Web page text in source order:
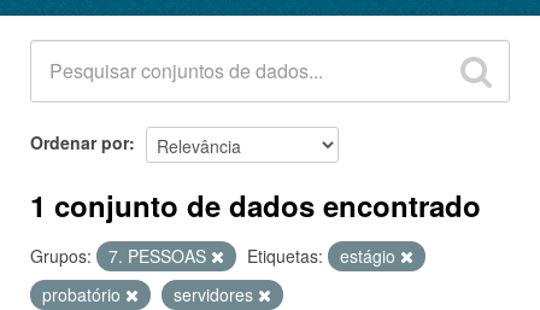
Organizações
Grupos
Sobre
Ordenar por
1 conjunto de dados encontrado
Grupos: 7. PESSOAS Etiquetas:
estágio
probatório
servidores